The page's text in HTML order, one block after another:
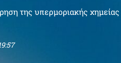
της υπερμοριακής